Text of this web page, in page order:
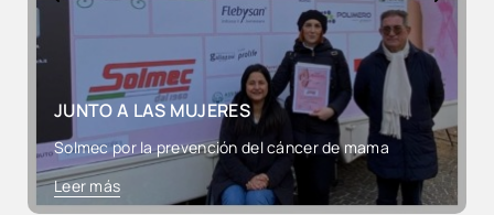
NOS VEMOS EN ECOMONDO 2026
Les esperamos del 3 al 7 de noviembre de 2026
Leer más